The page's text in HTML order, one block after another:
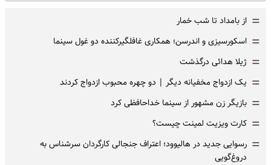
= از بامداد تا شب خمار
= اسکورسیزی و اندرسن؛ همکاری غافلگیرکننده دو غول سینما
= ژیلا هدائی درگذشت
= یک ازدواج مخفیانه دیگر | دو چهره محبوب ازدواج کردند
= بازیگر زن مشهور از سینما خداحافظی کرد
= کارت ویزیت لمینت چیست؟
= رسوایی جدید در هالیوود؛ اعتراف جنجالی کارگردان سرشناس به
دروغ‌گویی